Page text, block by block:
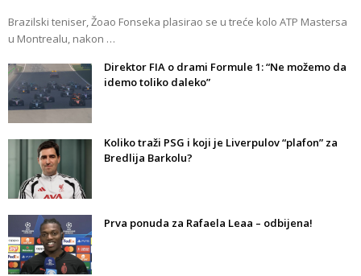
Brazilski teniser, Žoao Fonseka plasirao se u treće kolo ATP Mastersa
u Montrealu, nakon …
Direktor FIA o drami Formule 1: “Ne možemo da
idemo toliko daleko”
Koliko traži PSG i koji je Liverpulov “plafon” za
Bredlija Barkolu?
Prva ponuda za Rafaela Leaa – odbijena!